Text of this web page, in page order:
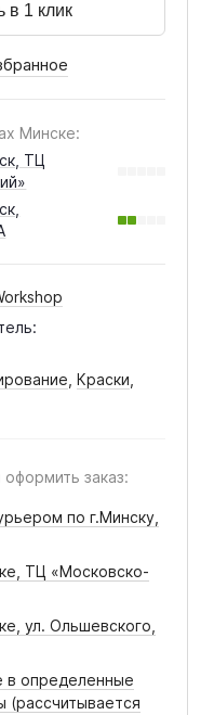
в 1 клик
Минске:
ТЦ
,Краски
заказ:
по г.Минску,
ТЦ «Московско-
ул. Ольшевского,
в определенные
(рассчитывается